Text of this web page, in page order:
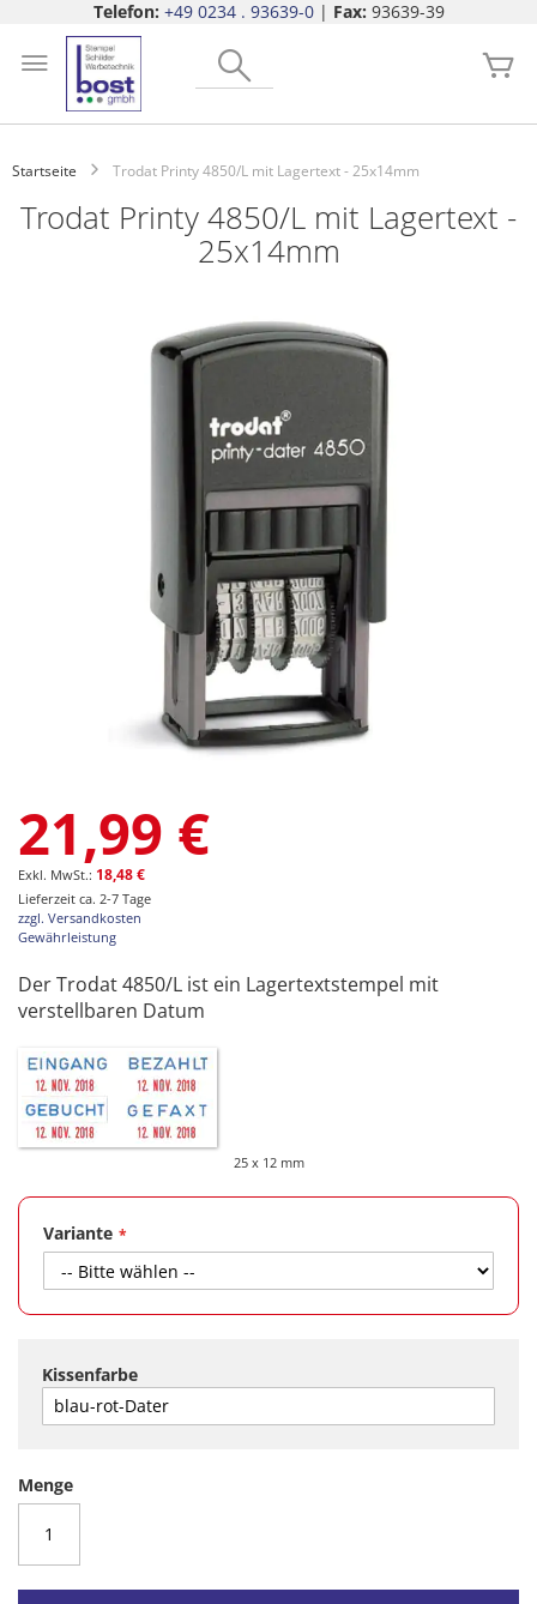
Telefon: +49 0234 . 93639-0| Fax: 93639-39
springen
Startseite Trodat Printy 4850/L mit Lagertext - 25x14mm
Trodat Printy 4850/L mit Lagertext -
25x14mm
Anfang
der
Bildgalerie
springen
21,99 €
18,48 €
Lieferzeit ca. 2-7 Tage
zzgl. Versandkosten
Gewährleistung
Der Trodat 4850/L ist ein Lagertextstempel mit
verstellbaren Datum
25 x 12 mm
Variante
Kissenfarbe
Menge